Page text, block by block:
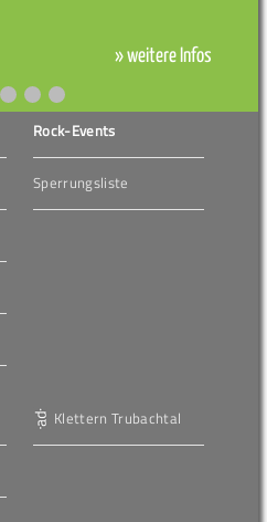
» weitere Infos
Rock-Events
Sperrungsliste
Klettern Trubachtal